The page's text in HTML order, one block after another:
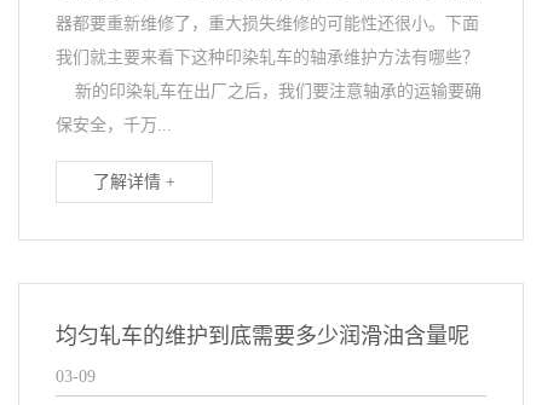
器都要重新维修了，重大损失维修的可能性还很小。下面
我们就主要来看下这种印染轧车的轴承维护方法有哪些？
新的印染轧车在出厂之后，我们要注意轴承的运输要确
保安全，千万...
了解详情 +
均匀轧车的维护到底需要多少润滑油含量呢
03-09